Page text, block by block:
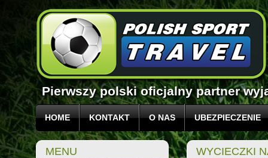
Pierwszy polski oficjalny partner
HOME KONTAKT O NAS UBEZPIECZENIE
MENU WYCIECZKI